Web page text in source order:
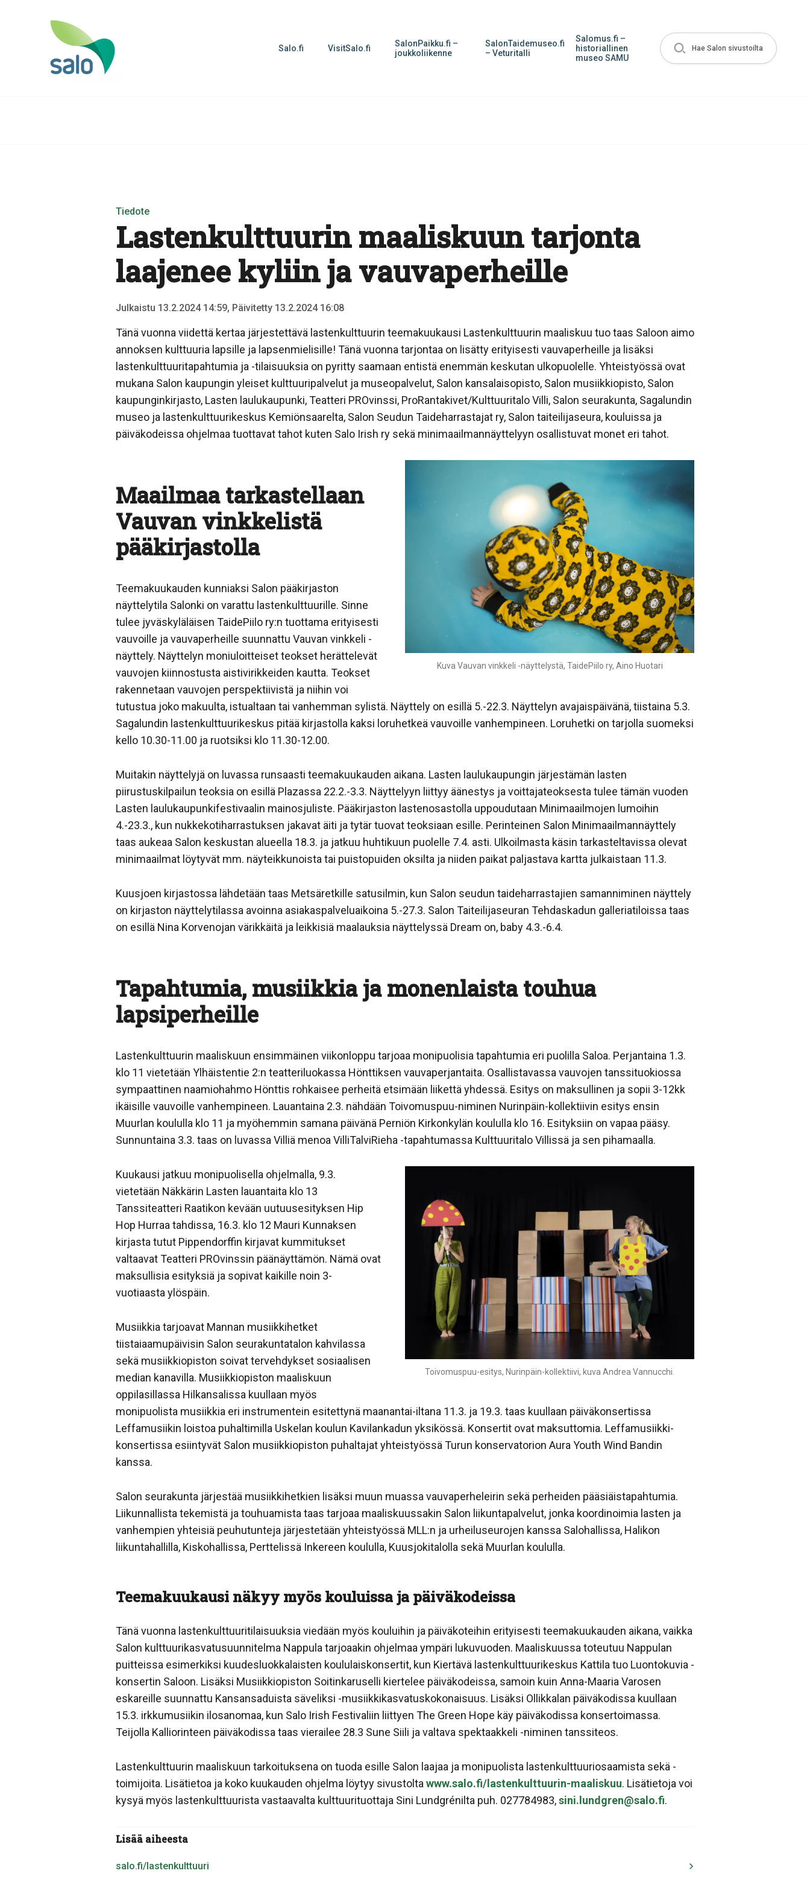
Salo.fi VisitSalo.fi
SalonPaikku.fi –
joukkoliikenne
SalonTaidemuseo.fi
– Veturitalli
Salomus.fi –
historiallinen
museo SAMU
Hae Salon sivustoilta
Tiedote
Lastenkulttuurin maaliskuun tarjonta
laajenee kyliin ja vauvaperheille
Julkaistu 13.2.2024 14:59, Päivitetty 13.2.2024 16:08
Tänä vuonna viidettä kertaa järjestettävä lastenkulttuurin teemakuukausi Lastenkulttuurin maaliskuu tuo taas Saloon aimo
annoksen kulttuuria lapsille ja lapsenmielisille! Tänä vuonna tarjontaa on lisätty erityisesti vauvaperheille ja lisäksi
lastenkulttuuritapahtumia ja -tilaisuuksia on pyritty saamaan entistä enemmän keskutan ulkopuolelle. Yhteistyössä ovat
mukana Salon kaupungin yleiset kulttuuripalvelut ja museopalvelut, Salon kansalaisopisto, Salon musiikkiopisto, Salon
kaupunginkirjasto, Lasten laulukaupunki, Teatteri PROvinssi, ProRantakivet/Kulttuuritalo Villi, Salon seurakunta, Sagalundin
museo ja lastenkulttuurikeskus Kemiönsaarelta, Salon Seudun Taideharrastajat ry, Salon taiteilijaseura, kouluissa ja
päiväkodeissa ohjelmaa tuottavat tahot kuten Salo Irish ry sekä minimaailmannäyttelyyn osallistuvat monet eri tahot.
Kuva Vauvan vinkkeli -näyttelystä, TaidePiilo ry, Aino Huotari
Maailmaa tarkastellaan
Vauvan vinkkelistä
pääkirjastolla
Teemakuukauden kunniaksi Salon pääkirjaston
näyttelytila Salonki on varattu lastenkulttuurille. Sinne
tulee jyväskyläläisen TaidePiilo ry:n tuottama erityisesti
vauvoille ja vauvaperheille suunnattu Vauvan vinkkeli -
näyttely. Näyttelyn moniuloitteiset teokset herättelevät
vauvojen kiinnostusta aistivirikkeiden kautta. Teokset
rakennetaan vauvojen perspektiivistä ja niihin voi
tutustua joko makuulta, istualtaan tai vanhemman sylistä. Näyttely on esillä 5.-22.3. Näyttelyn avajaispäivänä, tiistaina 5.3.
Sagalundin lastenkulttuurikeskus pitää kirjastolla kaksi loruhetkeä vauvoille vanhempineen. Loruhetki on tarjolla suomeksi
kello 10.30-11.00 ja ruotsiksi klo 11.30-12.00.
Muitakin näyttelyjä on luvassa runsaasti teemakuukauden aikana. Lasten laulukaupungin järjestämän lasten
piirustuskilpailun teoksia on esillä Plazassa 22.2.-3.3. Näyttelyyn liittyy äänestys ja voittajateoksesta tulee tämän vuoden
Lasten laulukaupunkifestivaalin mainosjuliste. Pääkirjaston lastenosastolla uppoudutaan Minimaailmojen lumoihin
4.-23.3., kun nukkekotiharrastuksen jakavat äiti ja tytär tuovat teoksiaan esille. Perinteinen Salon Minimaailmannäyttely
taas aukeaa Salon keskustan alueella 18.3. ja jatkuu huhtikuun puolelle 7.4. asti. Ulkoilmasta käsin tarkasteltavissa olevat
minimaailmat löytyvät mm. näyteikkunoista tai puistopuiden oksilta ja niiden paikat paljastava kartta julkaistaan 11.3.
Kuusjoen kirjastossa lähdetään taas Metsäretkille satusilmin, kun Salon seudun taideharrastajien samanniminen näyttely
on kirjaston näyttelytilassa avoinna asiakaspalveluaikoina 5.-27.3. Salon Taiteilijaseuran Tehdaskadun galleriatiloissa taas
on esillä Nina Korvenojan värikkäitä ja leikkisiä maalauksia näyttelyssä Dream on, baby 4.3.-6.4.
Tapahtumia, musiikkia ja monenlaista touhua
lapsiperheille
Lastenkulttuurin maaliskuun ensimmäinen viikonloppu tarjoaa monipuolisia tapahtumia eri puolilla Saloa. Perjantaina 1.3.
klo 11 vietetään Ylhäistentie 2:n teatteriluokassa Hönttiksen vauvaperjantaita. Osallistavassa vauvojen tanssituokiossa
sympaattinen naamiohahmo Hönttis rohkaisee perheitä etsimään liikettä yhdessä. Esitys on maksullinen ja sopii 3-12kk
ikäisille vauvoille vanhempineen. Lauantaina 2.3. nähdään Toivomuspuu-niminen Nurinpäin-kollektiivin esitys ensin
Muurlan koululla klo 11 ja myöhemmin samana päivänä Perniön Kirkonkylän koululla klo 16. Esityksiin on vapaa pääsy.
Sunnuntaina 3.3. taas on luvassa Villiä menoa VilliTalviRieha -tapahtumassa Kulttuuritalo Villissä ja sen pihamaalla.
Toivomuspuu-esitys, Nurinpäin-kollektiivi, kuva Andrea Vannucchi.
Kuukausi jatkuu monipuolisella ohjelmalla, 9.3.
vietetään Näkkärin Lasten lauantaita klo 13
Tanssiteatteri Raatikon kevään uutuusesityksen Hip
Hop Hurraa tahdissa, 16.3. klo 12 Mauri Kunnaksen
kirjasta tutut Pippendorffin kirjavat kummitukset
valtaavat Teatteri PROvinssin päänäyttämön. Nämä ovat
maksullisia esityksiä ja sopivat kaikille noin 3-
vuotiaasta ylöspäin.
Musiikkia tarjoavat Mannan musiikkihetket
tiistaiaamupäivisin Salon seurakuntatalon kahvilassa
sekä musiikkiopiston soivat tervehdykset sosiaalisen
median kanavilla. Musiikkiopiston maaliskuun
oppilasillassa Hilkansalissa kuullaan myös
monipuolista musiikkia eri instrumentein esitettynä maanantai-iltana 11.3. ja 19.3. taas kuullaan päiväkonsertissa
Leffamusiikin loistoa puhaltimilla Uskelan koulun Kavilankadun yksikössä. Konsertit ovat maksuttomia. Leffamusiikki-
konsertissa esiintyvät Salon musiikkiopiston puhaltajat yhteistyössä Turun konservatorion Aura Youth Wind Bandin
kanssa.
Salon seurakunta järjestää musiikkihetkien lisäksi muun muassa vauvaperheleirin sekä perheiden pääsiäistapahtumia.
Liikunnallista tekemistä ja touhuamista taas tarjoaa maaliskuussakin Salon liikuntapalvelut, jonka koordinoimia lasten ja
vanhempien yhteisiä peuhutunteja järjestetään yhteistyössä MLL:n ja urheiluseurojen kanssa Salohallissa, Halikon
liikuntahallilla, Kiskohallissa, Perttelissä Inkereen koululla, Kuusjokitalolla sekä Muurlan koululla.
Teemakuukausi näkyy myös kouluissa ja päiväkodeissa
Tänä vuonna lastenkulttuuritilaisuuksia viedään myös kouluihin ja päiväkoteihin erityisesti teemakuukauden aikana, vaikka
Salon kulttuurikasvatusuunnitelma Nappula tarjoaakin ohjelmaa ympäri lukuvuoden. Maaliskuussa toteutuu Nappulan
puitteissa esimerkiksi kuudesluokkalaisten koululaiskonsertit, kun Kiertävä lastenkulttuurikeskus Kattila tuo Luontokuvia -
konsertin Saloon. Lisäksi Musiikkiopiston Soitinkaruselli kiertelee päiväkodeissa, samoin kuin Anna-Maaria Varosen
eskareille suunnattu Kansansaduista säveliksi -musiikkikasvatuskokonaisuus. Lisäksi Ollikkalan päiväkodissa kuullaan
15.3. irkkumusiikin ilosanomaa, kun Salo Irish Festivaliin liittyen The Green Hope käy päiväkodissa konsertoimassa.
Teijolla Kalliorinteen päiväkodissa taas vierailee 28.3 Sune Siili ja valtava spektaakkeli -niminen tanssiteos.
Lastenkulttuurin maaliskuun tarkoituksena on tuoda esille Salon laajaa ja monipuolista lastenkulttuuriosaamista sekä -
toimijoita. Lisätietoa ja koko kuukauden ohjelma löytyy sivustolta www.salo.fi/lastenkulttuurin-maaliskuu. Lisätietoja voi
kysyä myös lastenkulttuurista vastaavalta kulttuurituottaja Sini Lundgrénilta puh. 027784983,sini.lundgren@salo.fi.
Lisää aiheesta
salo.fi/lastenkulttuuri